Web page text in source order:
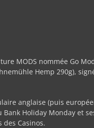
MODS nommée Go
Hemp 290g),
anglaise (puis
Holiday Monday et
Casinos.